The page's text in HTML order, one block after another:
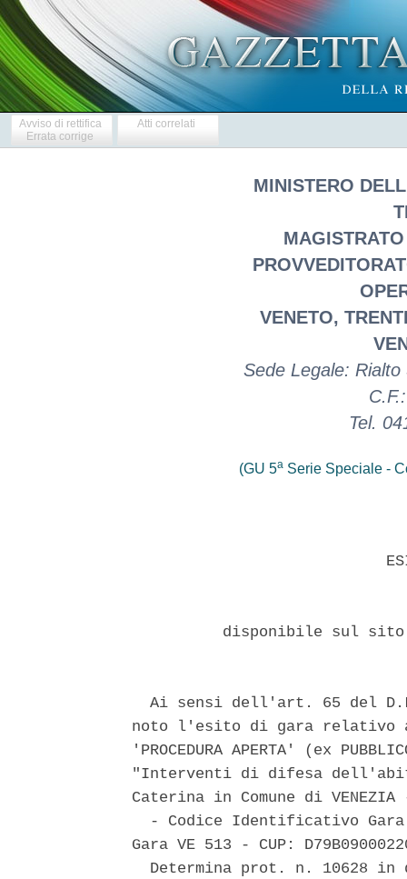
Avviso di rettifica
Errata corrige
Atti correlati
MINISTERO
VENETO,
Sede Legale:
Tel.
(GU 5a Serie Speciale -
disponibile sul
Ai sensi dell'art. 65 del
noto l'esito di gara relativo
'PROCEDURA APERTA' (ex
"Interventi di difesa
Caterina in Comune di
- Codice Identificativo
Gara VE 513 - CUP:
Determina prot. n. 10628